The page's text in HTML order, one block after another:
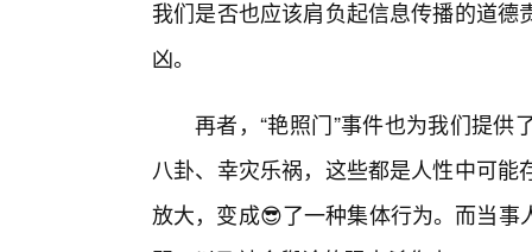
我们是否也应该肩负起信息传播的道
凶。
再者，“艳照门”事件也为我们提
八卦、幸灾乐祸，这些都是人性中可
放大，变成😎了一种集体行为。而当